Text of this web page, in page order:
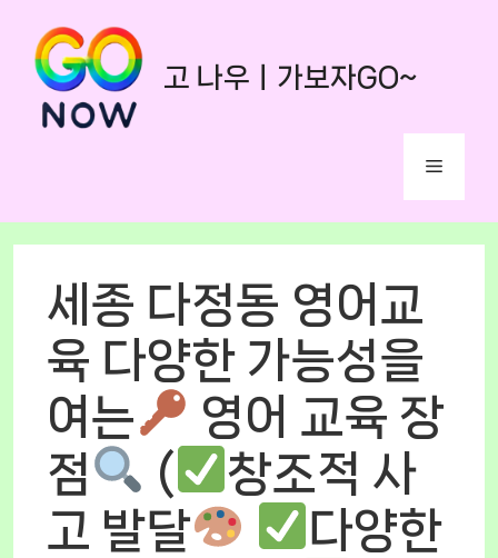
content
고 나우ㅣ가보자GO~
Menu
세종 다정동 영어교
육 다양한 가능성을
여는
영어 교육 장
점
(
창조적 사
고 발달
다양한